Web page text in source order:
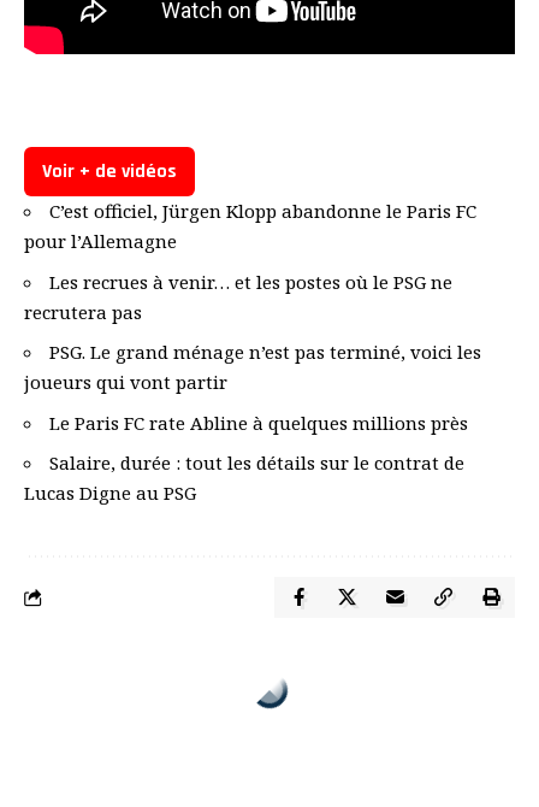
Voir + de vidéos
C’est officiel, Jürgen Klopp abandonne le Paris FC
pour l’Allemagne
Les recrues à venir… et les postes où le PSG ne
recrutera pas
PSG. Le grand ménage n’est pas terminé, voici les
joueurs qui vont partir
Le Paris FC rate Abline à quelques millions près
Salaire, durée : tout les détails sur le contrat de
Lucas Digne au PSG